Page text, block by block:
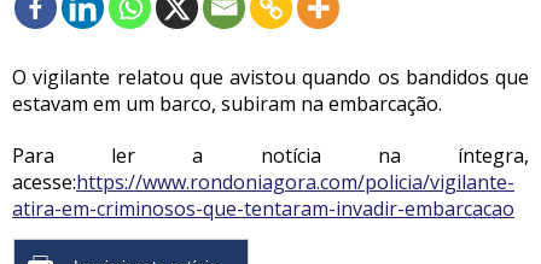
O vigilante relatou que avistou quando os bandidos que
estavam em um barco, subiram na embarcação.
Para ler a notícia na íntegra,
acesse:https://www.rondoniagora.com/policia/vigilante-
atira-em-criminosos-que-tentaram-invadir-embarcacao